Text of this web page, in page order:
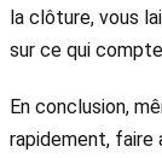
la clôture, vous
sur ce qui
En conclusion,
rapidement, faire